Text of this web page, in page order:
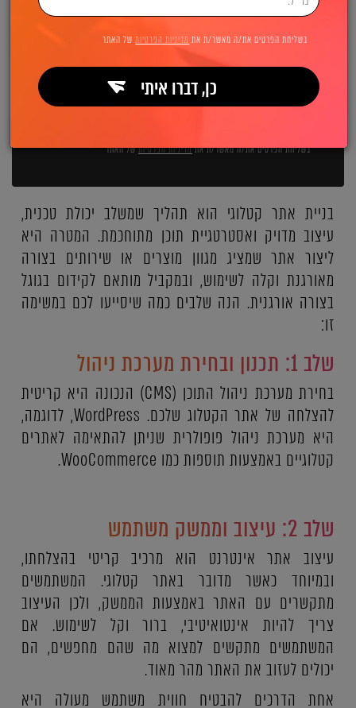
בשליחת הפרטים את/ה מאשר/ת אתמדיניות הפרטיותשל האתר
בניית אתר קטלוגי הוא תהליך שמשלב יכולת טכנית,
עיצוב מדויק ואסטרטגיית תוכן מתוחכמת. המטרה היא
ליצור אתר שמציג מגוון מוצרים או שירותים בצורה
מאורגנת וקלה לשימוש, ובמקביל מותאם לקידום בגוגל
בצורה אורגנית. הנה שלבים כמה שיסייעו לכם במשימה
זו:
שלב 1: תכנון ובחירת מערכת ניהול
בחירת מערכת ניהול התוכן (CMS) הנכונה היא קריטית
להצלחה של אתר הקטלוג שלכם. WordPress, לדוגמה,
היא מערכת ניהול פופולרית שניתן להתאימה לאתרים
קטלוגיים באמצעות תוספות כמו WooCommerce.
שלב 2: עיצוב וממשק משתמש
עיצוב אתר אינטרנט הוא מרכיב קריטי בהצלחתו,
ובמיוחד כאשר מדובר באתר קטלוגי. המשתמשים
מתקשרים עם האתר באמצעות הממשק, ולכן העיצוב
צריך להיות אינטואיטיבי, ברור וקל לשימוש. אם
המשתמשים מתקשים למצוא מה שהם מחפשים, הם
יכולים לעזוב את האתר מהר מאוד.
אחת הדרכים להבטיח חווית משתמש מעולה היא
בשליחת הפרטים את/ה מאשר/ת את מדיניות הפרטיותשל האתר
כן, דברו איתי